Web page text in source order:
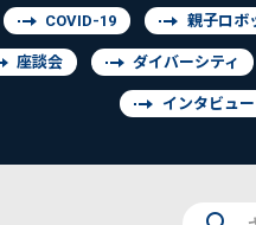
COVID-19 親子ロボ
座談会 ダイバーシティ
インタビュー